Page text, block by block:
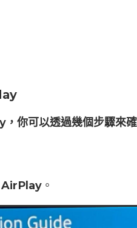
你可以透過幾個步驟來確
。